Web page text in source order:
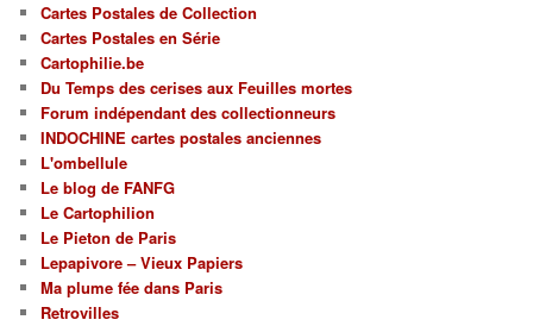
Cartes Postales de Collection
Cartes Postales en Série
Cartophilie.be
Du Temps des cerises aux Feuilles mortes
Forum indépendant des collectionneurs
INDOCHINE cartes postales anciennes
L'ombellule
Le blog de FANFG
Le Cartophilion
Le Pieton de Paris
Lepapivore – Vieux Papiers
Ma plume fée dans Paris
Retrovilles